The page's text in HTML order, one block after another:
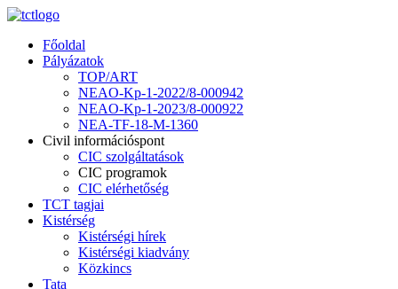
Főoldal
Pályázatok
TOP/ART
NEAO-Kp-1-2022/8-000942
NEAO-Kp-1-2023/8-000922
NEA-TF-18-M-1360
Civil információspont
CIC szolgáltatások
CIC programok
CIC elérhetőség
TCT tagjai
Kistérség
Kistérségi hírek
Kistérségi kiadvány
Közkincs
Tata